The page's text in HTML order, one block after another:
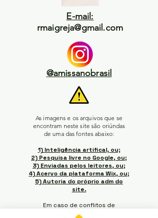
E-mail:
rmaigreja@gmail.com
@amissanobrasil
As imagens e os arquivos que se
encontram neste site são oriúndas
de uma das fontes abaixo:
1) Inteligência artifical, ou;
2) Pesquisa livre no Google, ou;
3) Enviadas pelos leitores, ou;
4) Acervo da plataforma Wix, ou;
5) Autoria do próprio adm do
site.
Em caso de conflitos de
interesse / propriedade